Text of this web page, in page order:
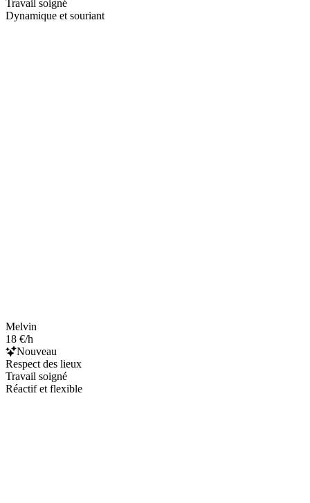
Travail soigné
Dynamique et souriant
Melvin
18 €/h
Nouveau
Respect des lieux
Travail soigné
Réactif et flexible